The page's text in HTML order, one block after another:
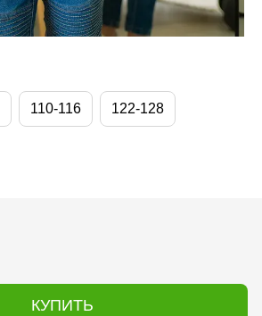
110-116 122-128
КУПИТЬ